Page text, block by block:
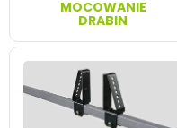
MOCOWANIE
DRABIN